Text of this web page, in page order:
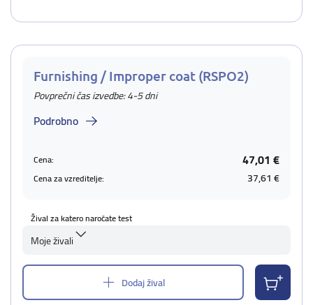
Furnishing / Improper coat (RSPO2)
Povprečni čas izvedbe: 4-5 dni
Podrobno
Cena: 47,01 €
Cena za vzreditelje: 37,61 €
Žival za katero naročate test
Moje živali
Dodaj žival